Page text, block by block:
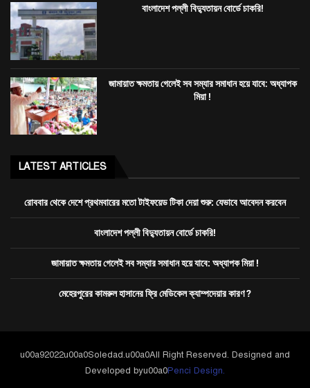
বাংলাদেশ পল্লী বিদ্যুতায়ন বোর্ডে চাকরি!
জামায়াত ক্ষমতায় গেলেই সব সম্যার সমাধান হয়ে যাবে: অধ্যাপক
মিয়া !
LATEST ARTICLES
রোববার থেকে দেশে প্রথমবারের মতো টাইফয়েড টিকা দেয়া শুরু: যেভাবে আবেদন করবেন
বাংলাদেশ পল্লী বিদ্যুতায়ন বোর্ডে চাকরি!
জামায়াত ক্ষমতায় গেলেই সব সম্যার সমাধান হয়ে যাবে: অধ্যাপক মিয়া !
মেহেরপুরের কামরুল হাসানের ফ্রি মেডিকেল ক্যাম্পদেয়ার কারণ ?
u00a92022u00a0Soledad.u00a0All Right Reserved. Designed and
Developed byu00a0Penci Design.